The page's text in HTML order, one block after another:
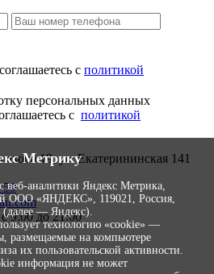
с политикой
персональных данных
с политикой
19, ул. Екатерининская 141
59
9:00 до 21:00
Метрику
веб-аналитики Яндекс Метрика,
ООО «ЯНДЕКС», 119021, Россия,
(далее — Яндекс).
технологию «cookie» —
размещаемые на компьютере
их пользовательской активности.
информация не может